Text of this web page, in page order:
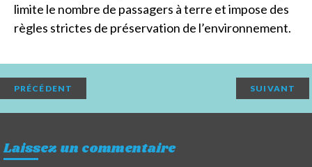
limite le nombre de passagers à terre et impose des
règles strictes de préservation de l’environnement.
PRÉCÉDENT SUIVANT
Laissez un commentaire